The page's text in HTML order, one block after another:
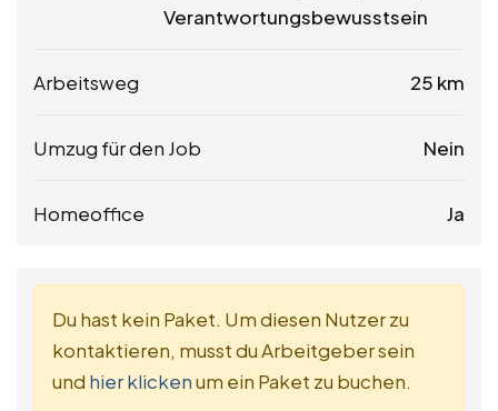
Verantwortungsbewusstsein
Arbeitsweg 25 km
Umzug für den Job Nein
Homeoffice Ja
Du hast kein Paket. Um diesen Nutzer zu
kontaktieren, musst du Arbeitgeber sein
und hier klickenum ein Paket zu buchen.